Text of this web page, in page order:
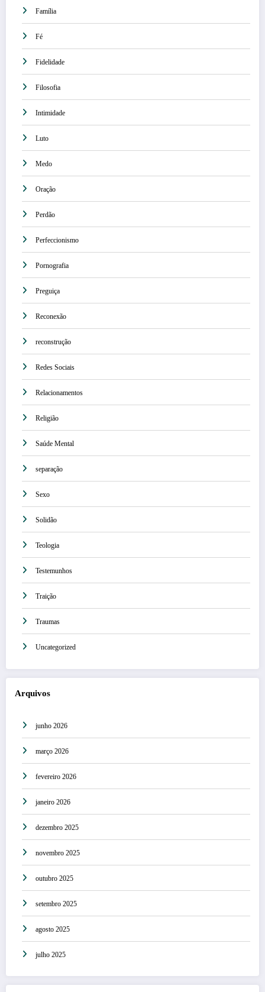
Família
Fé
Fidelidade
Filosofia
Intimidade
Luto
Medo
Oração
Perdão
Perfeccionismo
Pornografia
Preguiça
Reconexão
reconstrução
Redes Sociais
Relacionamentos
Religião
Saúde Mental
separação
Sexo
Solidão
Teologia
Testemunhos
Traição
Traumas
Uncategorized
Arquivos
junho 2026
março 2026
fevereiro 2026
janeiro 2026
dezembro 2025
novembro 2025
outubro 2025
setembro 2025
agosto 2025
julho 2025